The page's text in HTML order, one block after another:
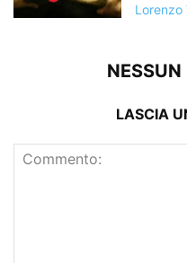
Lorenzo
LASCIA